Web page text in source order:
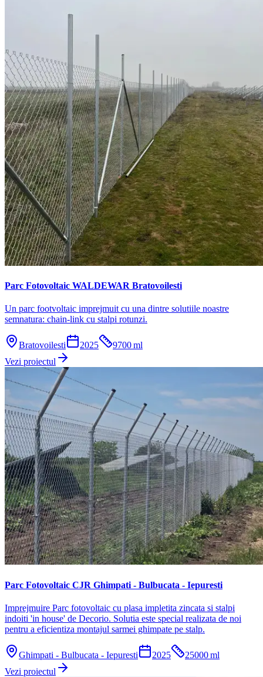
Parc Fotovoltaic WALDEWAR Bratovoilesti
Un parc footvoltaic imprejmuit cu una dintre solutiile noastre
semnatura: chain-link cu stalpi rotunzi.
Bratovoilesti 2025 9700ml
Vezi proiectul
Parc Fotovoltaic CJR Ghimpati - Bulbucata - Iepuresti
Imprejmuire Parc fotovoltaic cu plasa impletita zincata si stalpi
indoiti 'in house' de Decorio. Solutia este special realizata de noi
pentru a eficientiza montajul sarmei ghimpate pe stalp.
Ghimpati - Bulbucata - Iepuresti 2025 25000ml
Vezi proiectul